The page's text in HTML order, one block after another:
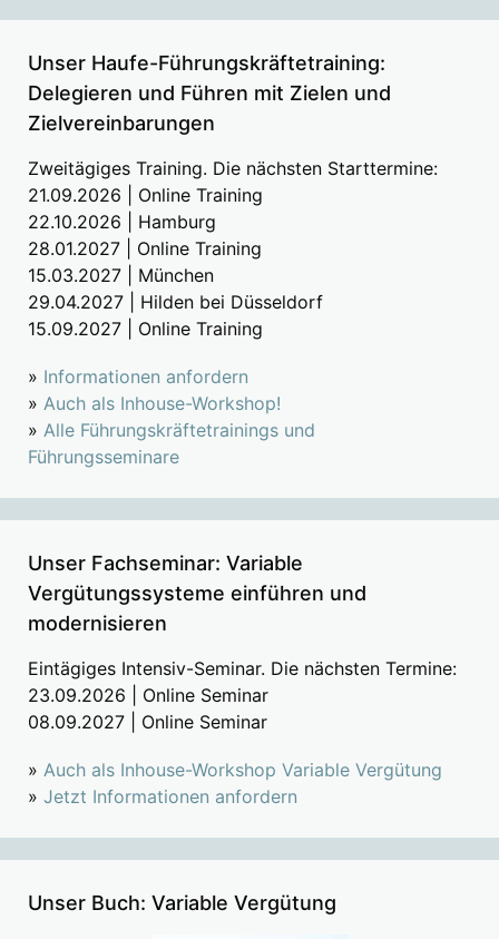
Unser Haufe-Führungskräftetraining:
Delegieren und Führen mit Zielen und
Zielvereinbarungen
Zweitägiges Training. Die nächsten Starttermine:
21.09.2026 | Online Training
22.10.2026 | Hamburg
28.01.2027 | Online Training
15.03.2027 | München
29.04.2027 | Hilden bei Düsseldorf
15.09.2027 | Online Training
» Informationen anfordern
» Auch als Inhouse-Workshop!
» Alle Führungskräftetrainings und
Führungsseminare
Unser Fachseminar: Variable
Vergütungssysteme einführen und
modernisieren
Eintägiges Intensiv-Seminar. Die nächsten Termine:
23.09.2026 | Online Seminar
08.09.2027 | Online Seminar
» Auch als Inhouse-Workshop Variable Vergütung
» Jetzt Informationen anfordern
Unser Buch: Variable Vergütung